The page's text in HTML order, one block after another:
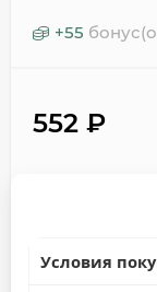
+55
552 ₽
Условия